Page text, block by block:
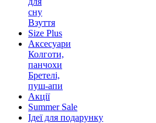
сну
Взуття
Size Plus
Аксесуари
Колготи,
панчохи
Бретелі,
пуш-апи
Акції
Summer Sale
Ідеї для подарунку